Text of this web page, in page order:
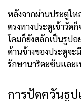
หลังจากผ่านประตูใ
ตรงทางประตูเข้าวัด
โคมก็ยังสลักเป็นรูปอ
ด้านข้างของประตูจะ
รักษานาริตะซันและ
การปัดควันธูป